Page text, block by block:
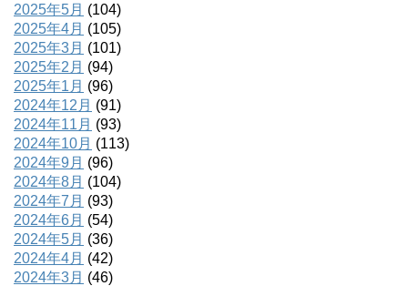
2025年5月 (104)
2025年4月 (105)
2025年3月 (101)
2025年2月 (94)
2025年1月 (96)
2024年12月 (91)
2024年11月 (93)
2024年10月 (113)
2024年9月 (96)
2024年8月 (104)
2024年7月 (93)
2024年6月 (54)
2024年5月 (36)
2024年4月 (42)
2024年3月 (46)